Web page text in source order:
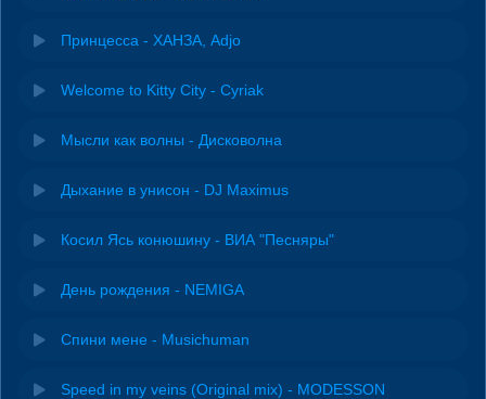
Принцесса - ХАНЗА, Adjo
Welcome to Kitty City - Cyriak
Мысли как волны - Дисковолна
Дыхание в унисон - DJ Maximus
Косил Ясь конюшину - ВИА "Песняры"
День рождения - NEMIGA
Спини мене - Musichuman
Speed in my veins (Original mix) - MODESSON